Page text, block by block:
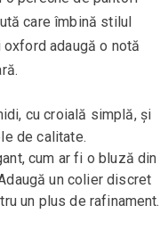
care îmbină stilul
adaugă o notă
cu croială simplă, și
de calitate.
cum ar fi o bluză din
un colier discret
un plus de rafinament.